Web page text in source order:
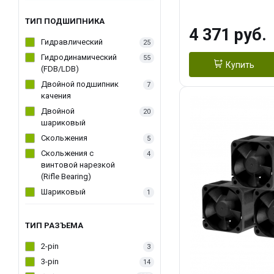
ТИП ПОДШИПНИКА
Гидравлический 25
Гидродинамический
(FDB/LDB)
55
Двойной подшипник
качения
7
Двойной
шариковый
20
Скольжения 5
Скольжения c
винтовой нарезкой
(Rifle Bearing)
4
Шариковый 1
ТИП РАЗЪЕМА
2-pin 3
3-pin 14
D：AM4、
4 371 руб.
Купить